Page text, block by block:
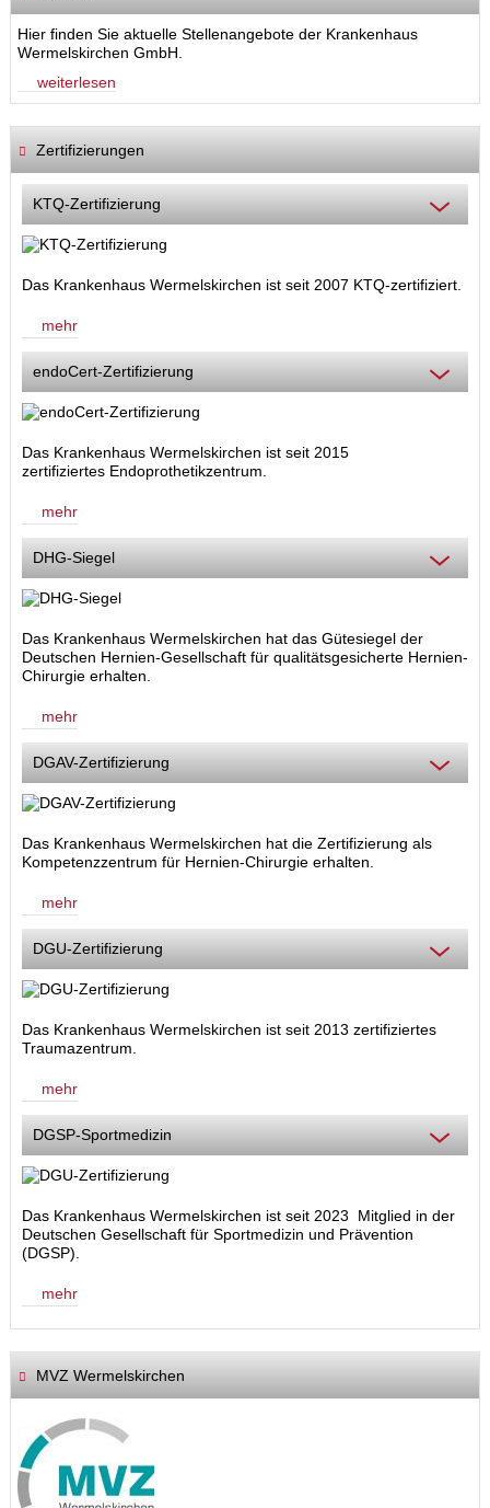
Hier finden Sie aktuelle Stellenangebote der Krankenhaus
Wermelskirchen GmbH.
weiterlesen
Zertifizierungen
KTQ-Zertifizierung
Das Krankenhaus Wermelskirchen ist seit 2007 KTQ-zertifiziert.
mehr
endoCert-Zertifizierung
Das Krankenhaus Wermelskirchen ist seit 2015
zertifiziertes Endoprothetikzentrum.
mehr
DHG-Siegel
Das Krankenhaus Wermelskirchen hat das Gütesiegel der
Deutschen Hernien-Gesellschaft für qualitätsgesicherte Hernien-
Chirurgie erhalten.
mehr
DGAV-Zertifizierung
Das Krankenhaus Wermelskirchen hat die Zertifizierung als
Kompetenzzentrum für Hernien-Chirurgie erhalten.
mehr
DGU-Zertifizierung
Das Krankenhaus Wermelskirchen ist seit 2013 zertifiziertes
Traumazentrum.
mehr
DGSP-Sportmedizin
Das Krankenhaus Wermelskirchen ist seit 2023 Mitglied in der
Deutschen Gesellschaft für Sportmedizin und Prävention
(DGSP).
mehr
MVZ Wermelskirchen